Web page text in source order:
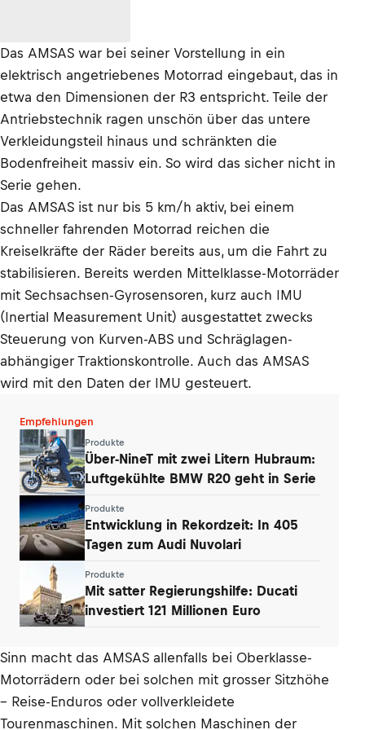
Das AMSAS war bei seiner Vorstellung in ein
elektrisch angetriebenes Motorrad eingebaut, das in
etwa den Dimensionen der R3 entspricht. Teile der
Antriebstechnik ragen unschön über das untere
Verkleidungsteil hinaus und schränkten die
Bodenfreiheit massiv ein. So wird das sicher nicht in
Serie gehen.
Das AMSAS ist nur bis 5 km/h aktiv, bei einem
schneller fahrenden Motorrad reichen die
Kreiselkräfte der Räder bereits aus, um die Fahrt zu
stabilisieren. Bereits werden Mittelklasse-Motorräder
mit Sechsachsen-Gyrosensoren, kurz auch IMU
(Inertial Measurement Unit) ausgestattet zwecks
Steuerung von Kurven-ABS und Schräglagen-
abhängiger Traktionskontrolle. Auch das AMSAS
wird mit den Daten der IMU gesteuert.
Empfehlungen
Produkte
Über-NineT mit zwei Litern Hubraum:
Luftgekühlte BMW R20 geht in Serie
Produkte
Entwicklung in Rekordzeit: In 405
Tagen zum Audi Nuvolari
Produkte
Mit satter Regierungshilfe: Ducati
investiert 121 Millionen Euro
Sinn macht das AMSAS allenfalls bei Oberklasse-
Motorrädern oder bei solchen mit grosser Sitzhöhe
– Reise-Enduros oder vollverkleidete
Tourenmaschinen. Mit solchen Maschinen der